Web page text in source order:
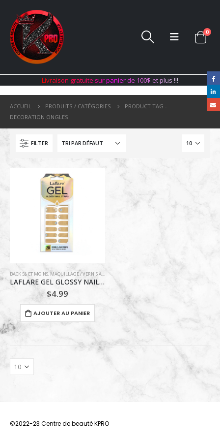
0
Livraison gratuite surpanier de 100$ etplus !!!
ACCUEIL PRODUITS / CATÉGORIES
PRODUCT TAG -
DECORATION ONGLES
FILTER
BACK 5$ ET MOINS,MAQUILLAGE / VERNIS À ONGLE
LAFLARE GEL GLOSSY NAIL STRIPS 20 DOUBLE-END STRIPS / SUNRISE
$4.99
AJOUTER AU PANIER
©2022-23 Centre de beauté KPRO